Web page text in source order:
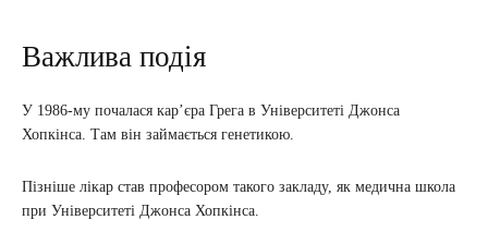
Важлива подія
У 1986-му почалася кар’єра Грега в Університеті Джонса
Хопкінса. Там він займається генетикою.
Пізніше лікар став професором такого закладу, як медична школа
при Університеті Джонса Хопкінса.